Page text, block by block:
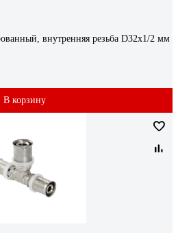
внутренняя резьба D32х1/2 мм
В корзину